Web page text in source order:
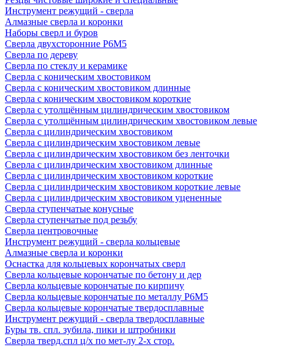
Инструмент режущий - сверла
Алмазные сверла и коронки
Наборы сверл и буров
Сверла двухсторонние Р6М5
Сверла по дереву
Сверла по стеклу и керамике
Сверла с коническим хвостовиком
Сверла с коническим хвостовиком длинные
Сверла с коническим хвостовиком короткие
Сверла с утолщённым цилиндрическим хвостовиком
Сверла с утолщённым цилиндрическим хвостовиком левые
Сверла с цилиндрическим хвостовиком
Сверла с цилиндрическим хвостовиком левые
Сверла с цилиндрическим хвостовиком без ленточки
Сверла с цилиндрическим хвостовиком длинные
Сверла с цилиндрическим хвостовиком короткие
Сверла с цилиндрическим хвостовиком короткие левые
Сверла с цилиндрическим хвостовиком уцененные
Сверла ступенчатые конусные
Сверла ступенчатые под резьбу
Сверла центровочные
Инструмент режущий - сверла кольцевые
Алмазные сверла и коронки
Оснастка для кольцевых корончатых сверл
Сверла кольцевые корончатые по бетону и дер
Сверла кольцевые корончатые по кирпичу
Сверла кольцевые корончатые по металлу Р6М5
Сверла кольцевые корончатые твердосплавные
Инструмент режущий - сверла твердосплавные
Буры тв. спл. зубила, пики и штробники
Сверла тверд.спл ц/х по мет-лу 2-х стор.